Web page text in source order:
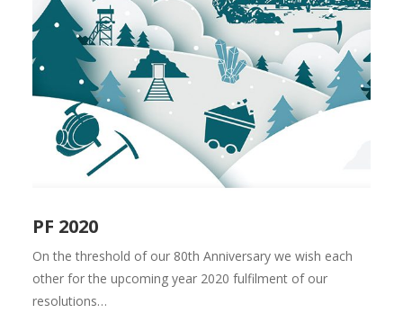
PF 2020
On the threshold of our 80th Anniversary we wish each
other for the upcoming year 2020 fulfilment of our
resolutions…